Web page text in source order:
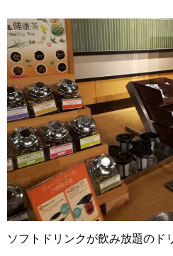
ソフトドリンクが飲み放題のド